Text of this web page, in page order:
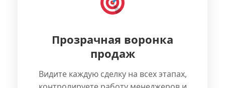
Прозрачная воронка
продаж
Видите каждую сделку на всех этапах,